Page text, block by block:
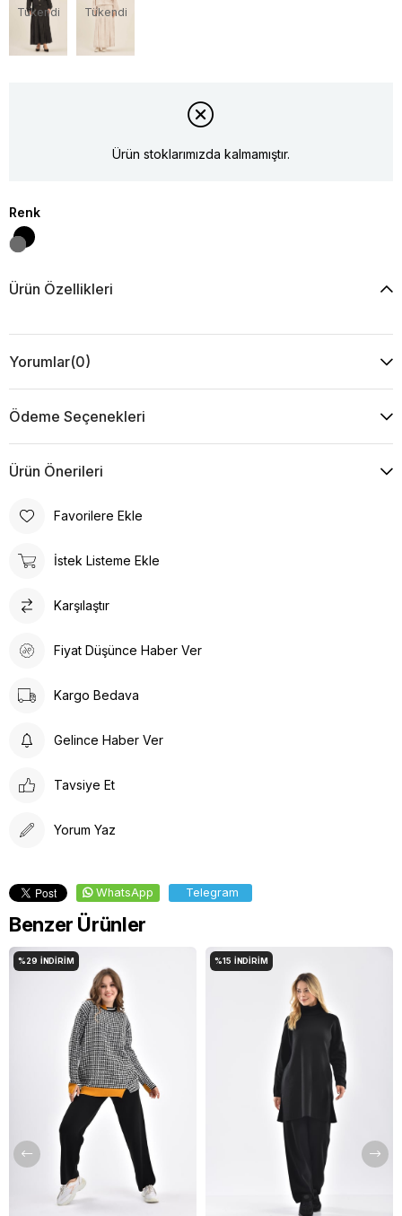
Tükendi Tükendi
Ürün stoklarımızda kalmamıştır.
Renk
Ürün Özellikleri
Yorumlar(0)
Ödeme Seçenekleri
Ürün Önerileri
Favorilere Ekle
İstek Listeme Ekle
Karşılaştır
Fiyat Düşünce Haber Ver
Kargo Bedava
Gelince Haber Ver
Tavsiye Et
Yorum Yaz
WhatsApp Telegram
Benzer Ürünler
%29 İNDIRIM %15 İNDIRIM